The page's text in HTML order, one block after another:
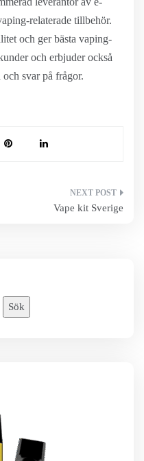
relaterade tillbehör.
och ger bästa vaping-
och erbjuder också
svar på frågor.
Vape kit Sverige
Sök